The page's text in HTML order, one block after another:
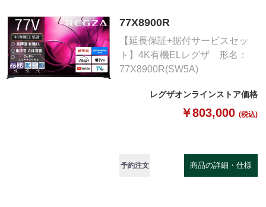
77X8900R
【延長保証+据付サービスセッ
ト】4K有機ELレグザ 形名：
77X8900R(SW5A)
レグザオンラインストア価格
￥803,000 (税込)
予約注文 商品の詳細・仕様